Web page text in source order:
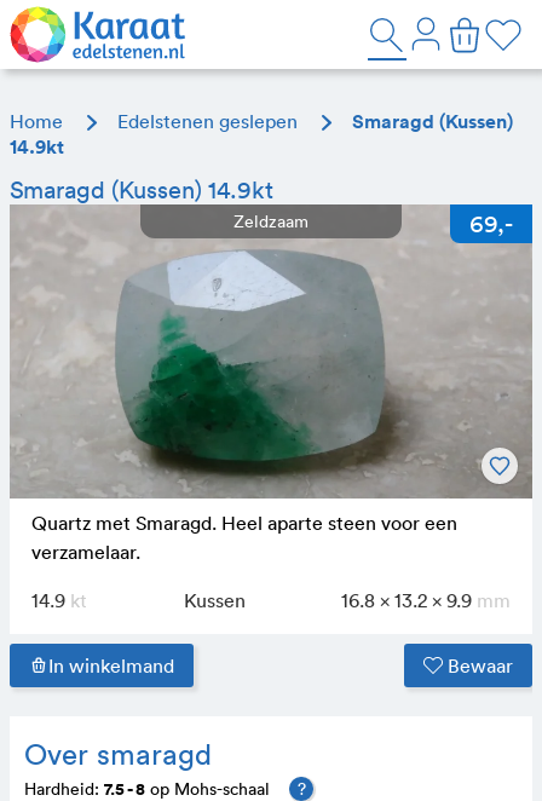
Home Edelstenen geslepen
Smaragd (Kussen)
14.9kt
Smaragd (Kussen) 14.9kt
Zeldzaam
Quartz met Smaragd. Heel aparte steen voor een
verzamelaar.
14.9
Kussen 16.8 x 13.2 x 9.9
In winkelmand Bewaar
Over smaragd
Hardheid: 7.5 - 8 op Mohs-schaal
?